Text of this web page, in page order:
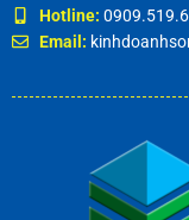
Hotline:
Email: